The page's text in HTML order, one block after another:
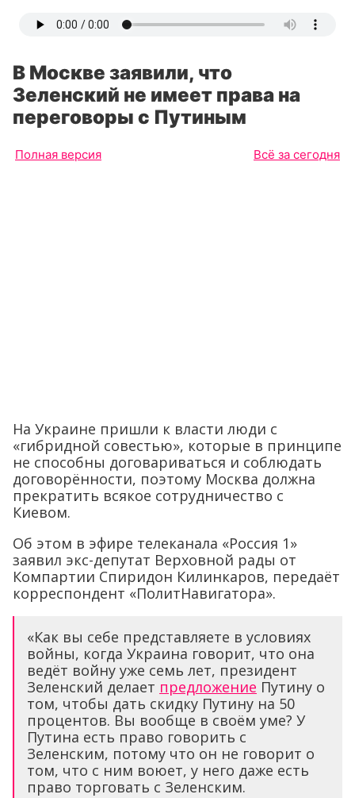
В Москве заявили, что
Зеленский не имеет права на
переговоры с Путиным
Полная версия Всё за сегодня
На Украине пришли к власти люди с
«гибридной совестью», которые в принципе
не способны договариваться и соблюдать
договорённости, поэтому Москва должна
прекратить всякое сотрудничество с
Киевом.
Об этом в эфире телеканала «Россия 1»
заявил экс-депутат Верховной рады от
Компартии Спиридон Килинкаров, передаёт
корреспондент «ПолитНавигатора».
«Как вы себе представляете в условиях
войны, когда Украина говорит, что она
ведёт войну уже семь лет, президент
Зеленский делает предложение Путину о
том, чтобы дать скидку Путину на 50
процентов. Вы вообще в своём уме? У
Путина есть право говорить с
Зеленским, потому что он не говорит о
том, что с ним воюет, у него даже есть
право торговать с Зеленским.